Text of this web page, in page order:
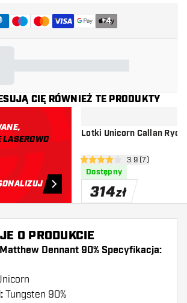
+4
CIĘ RÓWNIEŻ TE PRODUKTY
LASEROWO
Lotki Unicorn Callan Rydz
otwórz panel
3.9 gwiazdki oceny
3.9 (7)
Dostępny
314zł
O PRODUKCIE
Dennant 90% Specyfikacja:
Tungsten 90%